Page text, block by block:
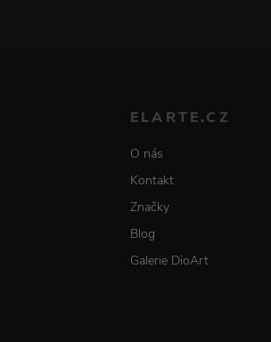
ELARTE.CZ
O nás
Kontakt
Značky
Blog
Galerie DioArt